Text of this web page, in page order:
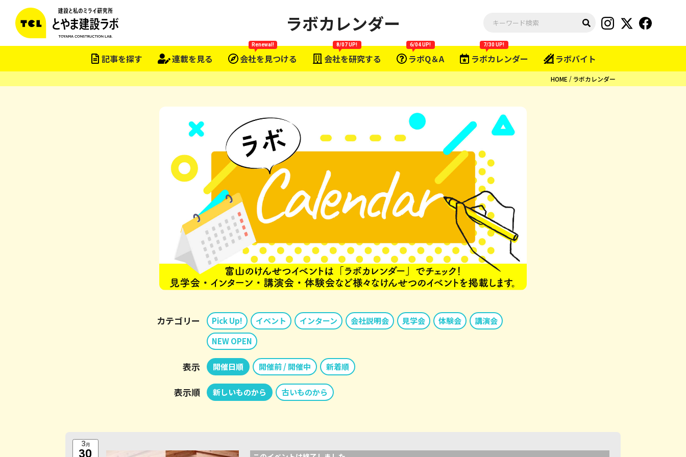
記事を探す 連載を見る 会社を見つける
Renewal!
会社を研究する
8/07 UP!
ラボQ＆A
6/04 UP!
ラボカレンダー
7/30 UP!
ラボバイト
ラボカレンダー
HOME ラボカレンダー
カテゴリー Pick Up! イベント インターン 会社説明会 見学会 体験会
講演会
NEW OPEN
表示 開催日順 開催前 / 開催中 新着順
表示順 新しいものから 古いものから
3月
30